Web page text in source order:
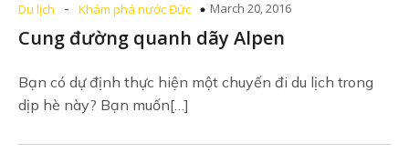
Du lịch - Khám phá nước Đức March 20, 2016
Cung đường quanh dãy Alpen
Bạn có dự định thực hiện một chuyến đi du lịch trong
dịp hè này? Bạn muốn[…]